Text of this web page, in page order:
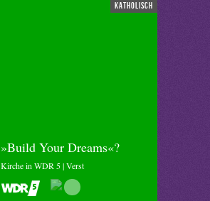
katholisch
»Build Your Dreams«?
Kirche in WDR 5 | Verst